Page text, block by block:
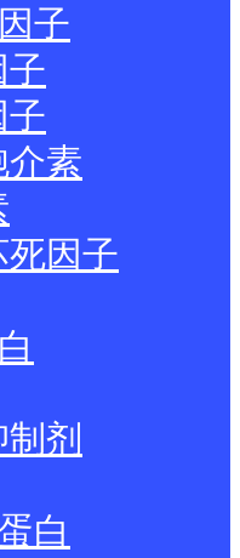
子
子
子
介素
死因子
剂
白